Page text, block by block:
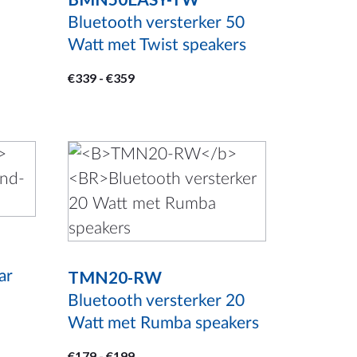
Bluetooth versterker 50
Watt met Twist speakers
€339 - €359Prijsklasse:
€359
op
de
productpagina
TMN20-RW
Bluetooth versterker 20
Watt met Rumba speakers
Dit
product
heeft
meerdere
Deze
optie
kan
gekozen